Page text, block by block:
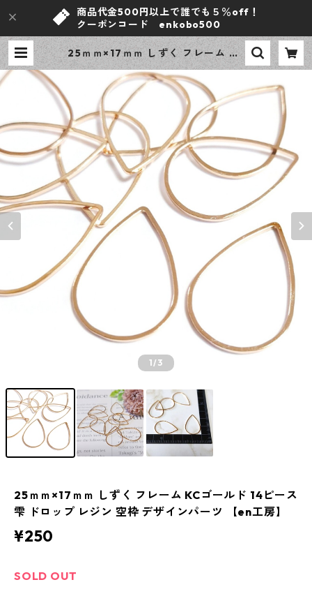
商品代金500円以上で誰でも５％off！
クーポンコード enkobo500
25ｍｍ×17ｍｍ しずく フレーム KC
ゴールド 14ピース 雫 ドロップ レジ
ン 空枠 デザインパーツ 【en工房】
| ｅｎ工房
1/3
25ｍｍ×17ｍｍ しずく フレーム KCゴールド 14ピース
雫 ドロップ レジン 空枠 デザインパーツ 【en工房】
¥250
SOLD OUT